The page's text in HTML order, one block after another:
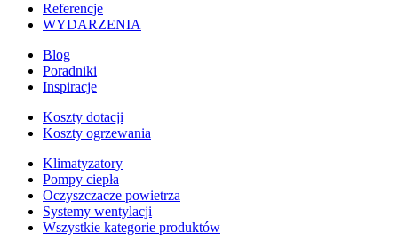
Referencje
WYDARZENIA
Blog
Poradniki
Inspiracje
Koszty dotacji
Koszty ogrzewania
Klimatyzatory
Pompy ciepła
Oczyszczacze powietrza
Systemy wentylacji
Wszystkie kategorie produktów